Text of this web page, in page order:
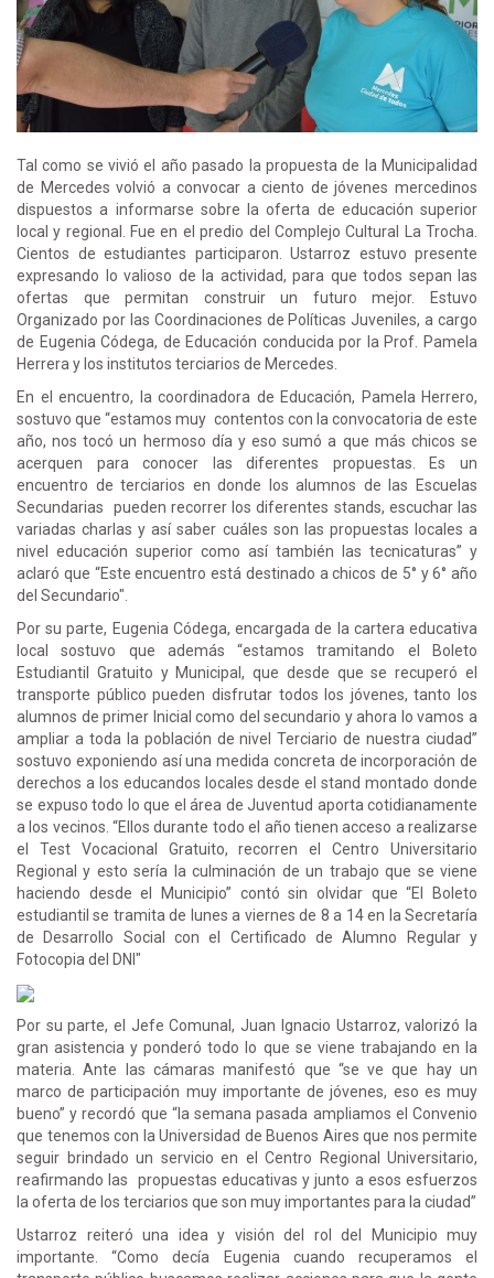
Tal como se vivió el año pasado la propuesta de la Municipalidad
de Mercedes volvió a convocar a ciento de jóvenes mercedinos
dispuestos a informarse sobre la oferta de educación superior
local y regional. Fue en el predio del Complejo Cultural La Trocha.
Cientos de estudiantes participaron. Ustarroz estuvo presente
expresando lo valioso de la actividad, para que todos sepan las
ofertas que permitan construir un futuro mejor. Estuvo
Organizado por las Coordinaciones de Políticas Juveniles, a cargo
de Eugenia Códega, de Educación conducida por la Prof. Pamela
Herrera y los institutos terciarios de Mercedes.
En el encuentro, la coordinadora de Educación, Pamela Herrero,
sostuvo que “estamos muy contentos con la convocatoria de este
año, nos tocó un hermoso día y eso sumó a que más chicos se
acerquen para conocer las diferentes propuestas. Es un
encuentro de terciarios en donde los alumnos de las Escuelas
Secundarias pueden recorrer los diferentes stands, escuchar las
variadas charlas y así saber cuáles son las propuestas locales a
nivel educación superior como así también las tecnicaturas” y
aclaró que “Este encuentro está destinado a chicos de 5° y 6° año
del Secundario".
Por su parte, Eugenia Códega, encargada de la cartera educativa
local sostuvo que además “estamos tramitando el Boleto
Estudiantil Gratuito y Municipal, que desde que se recuperó el
transporte público pueden disfrutar todos los jóvenes, tanto los
alumnos de primer Inicial como del secundario y ahora lo vamos a
ampliar a toda la población de nivel Terciario de nuestra ciudad”
sostuvo exponiendo así una medida concreta de incorporación de
derechos a los educandos locales desde el stand montado donde
se expuso todo lo que el área de Juventud aporta cotidianamente
a los vecinos. “Ellos durante todo el año tienen acceso a realizarse
el Test Vocacional Gratuito, recorren el Centro Universitario
Regional y esto sería la culminación de un trabajo que se viene
haciendo desde el Municipio” contó sin olvidar que “El Boleto
estudiantil se tramita de lunes a viernes de 8 a 14 en la Secretaría
de Desarrollo Social con el Certificado de Alumno Regular y
Fotocopia del DNI"
Por su parte, el Jefe Comunal, Juan Ignacio Ustarroz, valorizó la
gran asistencia y ponderó todo lo que se viene trabajando en la
materia. Ante las cámaras manifestó que “se ve que hay un
marco de participación muy importante de jóvenes, eso es muy
bueno” y recordó que “la semana pasada ampliamos el Convenio
que tenemos con la Universidad de Buenos Aires que nos permite
seguir brindado un servicio en el Centro Regional Universitario,
reafirmando las propuestas educativas y junto a esos esfuerzos
la oferta de los terciarios que son muy importantes para la ciudad”
Ustarroz reiteró una idea y visión del rol del Municipio muy
importante. “Como decía Eugenia cuando recuperamos el